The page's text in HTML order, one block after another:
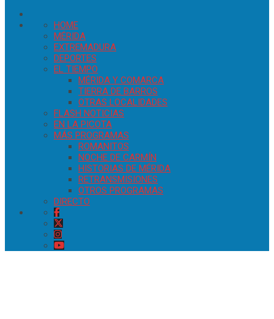
HOME
MÉRIDA
EXTREMADURA
DEPORTES
EL TIEMPO
MÉRIDA Y COMARCA
TIERRA DE BARROS
OTRAS LOCALIDADES
FLASH NOTICIAS
EN LA PICOTA
MÁS PROGRAMAS
ROMANITOS
NOCHE DE CARMÍN
HISTORIAS DE MÉRIDA
RETRANSMISIONES
OTROS PROGRAMAS
DIRECTO